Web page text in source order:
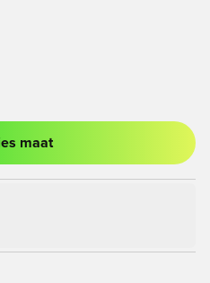
of je aan te melden als lid
maat